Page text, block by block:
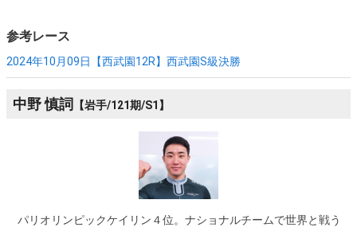
参考レース
2024年10月09日【西武園12R】 西武園S級決勝
中野 慎詞 【岩手/121期/S1】
パリオリンピックケイリン４位。ナショナルチームで世界と戦う